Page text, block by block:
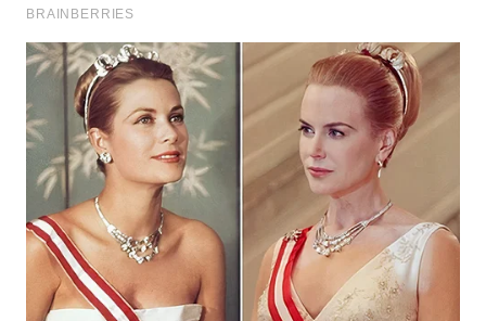
WAHANA
WAHANANEWS
ID
WAHANANEWS
CO ID
WAHANANEWS
NET